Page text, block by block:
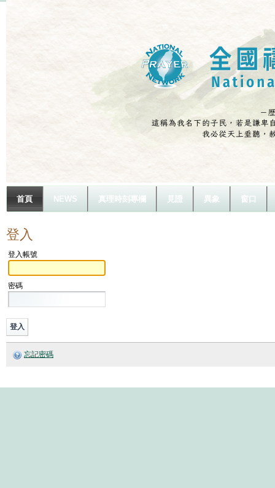
首頁 NEWS 真理時刻專欄 見證 異象 窗口
登入
登入帳號
密碼
忘記密碼